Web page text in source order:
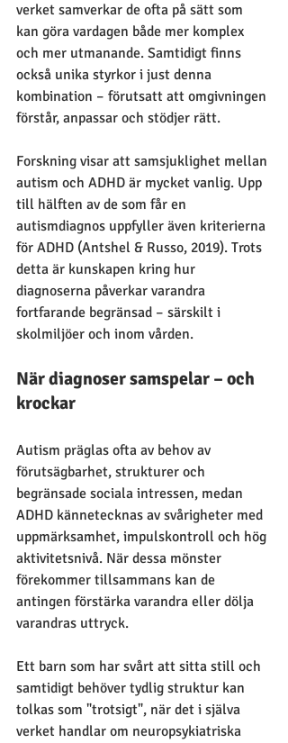
verket samverkar de ofta på sätt som
kan göra vardagen både mer komplex
och mer utmanande. Samtidigt finns
också unika styrkor i just denna
kombination – förutsatt att omgivningen
förstår, anpassar och stödjer rätt.
Forskning visar att samsjuklighet mellan
autism och ADHD är mycket vanlig. Upp
till hälften av de som får en
autismdiagnos uppfyller även kriterierna
för ADHD (Antshel & Russo, 2019). Trots
detta är kunskapen kring hur
diagnoserna påverkar varandra
fortfarande begränsad – särskilt i
skolmiljöer och inom vården.
När diagnoser samspelar – och
krockar
Autism präglas ofta av behov av
förutsägbarhet, strukturer och
begränsade sociala intressen, medan
ADHD kännetecknas av svårigheter med
uppmärksamhet, impulskontroll och hög
aktivitetsnivå. När dessa mönster
förekommer tillsammans kan de
antingen förstärka varandra eller dölja
varandras uttryck.
Ett barn som har svårt att sitta still och
samtidigt behöver tydlig struktur kan
tolkas som "trotsigt", när det i själva
verket handlar om neuropsykiatriska